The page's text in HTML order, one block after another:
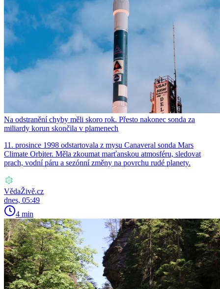
Na odstranění chyby měli skoro rok. Přesto nakonec sonda za
miliardy korun skončila v plamenech
11. prosince 1998 odstartovala z mysu Canaveral sonda Mars
Climate Orbiter. Měla zkoumat marťanskou atmosféru, sledovat
prach, vodní páru a sezónní změny na povrchu rudé planety.
VědaŽivě.cz
dnes, 05:49
4 min